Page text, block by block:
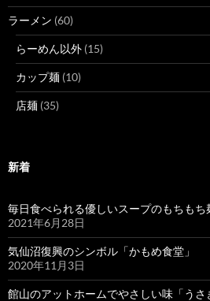
ラーメン (60)
らーめん以外 (15)
カップ麺 (10)
店麺 (35)
新着
毎日食べられる優しいスープのもちもち
2021年6月28日
気仙沼復興のシンボル「かもめ食堂」
2020年11月3日
館山のアットホームでやさしい味「うさ